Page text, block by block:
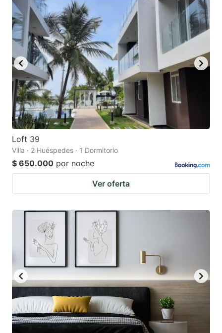
Loft 39
Villa · 2 Huéspedes · 1 Dormitorio
$ 650.000 por noche
Ver oferta